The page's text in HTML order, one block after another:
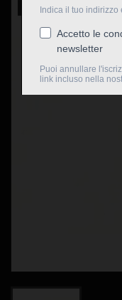
Nuovo